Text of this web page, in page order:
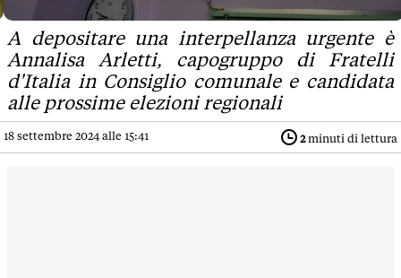
A depositare una interpellanza urgente è
Annalisa Arletti, capogruppo di Fratelli
d'Italia in Consiglio comunale e candidata
alle prossime elezioni regionali
18 settembre 2024 alle 15:41 2minuti di lettura